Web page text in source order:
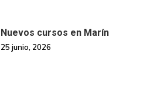
Nuevos cursos en Marín
25 junio, 2026